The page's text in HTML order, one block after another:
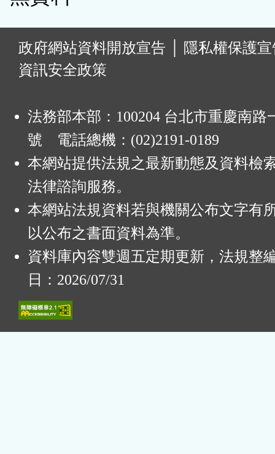
政府網站資料開放宣告
隱私權保護
資訊安全政策
法務部本部：100204 台北市重慶南路
號 電話總機：(02)2191-0189
本網站提供法規之最新動態及資料檢
法律諮詢服務。
本網站法規資料若與機關公布文字有
以公布之書面資料為準。
資料庫內容雙週五定期更新，法規整
日：2026/07/31